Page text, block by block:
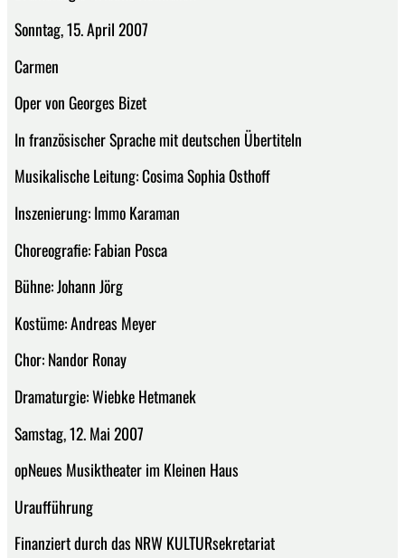
Sonntag, 15. April 2007
Carmen
Oper von Georges Bizet
In französischer Sprache mit deutschen Übertiteln
Musikalische Leitung: Cosima Sophia Osthoff
Inszenierung: Immo Karaman
Choreografie: Fabian Posca
Bühne: Johann Jörg
Kostüme: Andreas Meyer
Chor: Nandor Ronay
Dramaturgie: Wiebke Hetmanek
Samstag, 12. Mai 2007
opNeues Musiktheater im Kleinen Haus
Uraufführung
Finanziert durch das NRW KULTURsekretariat